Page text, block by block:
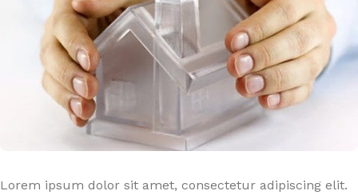
Lorem ipsum dolor sit amet, consectetur adipiscing elit.